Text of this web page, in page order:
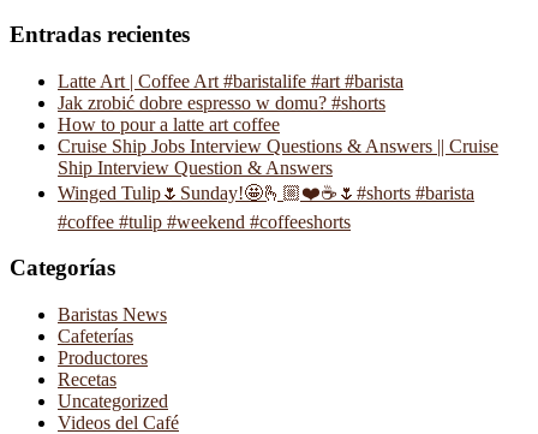
Entradas recientes
Latte Art | Coffee Art #baristalife #art #barista
Jak zrobić dobre espresso w domu? #shorts
How to pour a latte art coffee
Cruise Ship Jobs Interview Questions & Answers || Cruise
Ship Interview Question & Answers
Winged Tulip🌷Sunday!🤩🫰🏼❤️☕️🌷#shorts #barista
#coffee #tulip #weekend #coffeeshorts
Categorías
Baristas News
Cafeterías
Productores
Recetas
Uncategorized
Videos del Café